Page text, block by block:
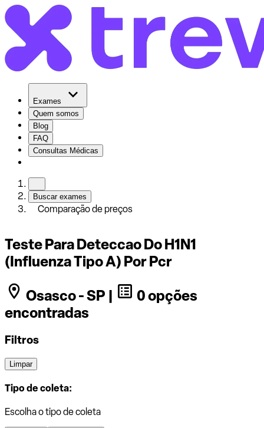
Exames
Quem somos
Blog
FAQ
Consultas Médicas
Buscar exames
Comparação de preços
Teste Para Deteccao Do H1N1
(Influenza Tipo A) Por Pcr
Osasco - SP |
0 opções
encontradas
Filtros
Limpar
Tipo de coleta:
Escolha o tipo de coleta